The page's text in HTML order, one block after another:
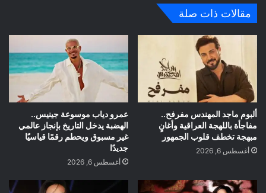
مقالات ذات صلة
ألبوم ماجد المهندس مفرفح..
مفاجأة باللهجة العراقية وأغانٍ
مبهجة تخطف قلوب الجمهور
أغسطس 6, 2026
عمرو دياب موسوعة جينيس..
الهضبة يدخل التاريخ بإنجاز عالمي
غير مسبوق ويحطم رقمًا قياسيًا
جديدًا
أغسطس 6, 2026